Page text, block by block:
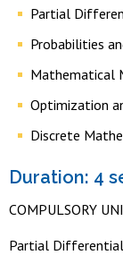
Partial
Probabilities
Mathematical
Optimization
Discrete
Duration: 4
COMPULSORY
Partial